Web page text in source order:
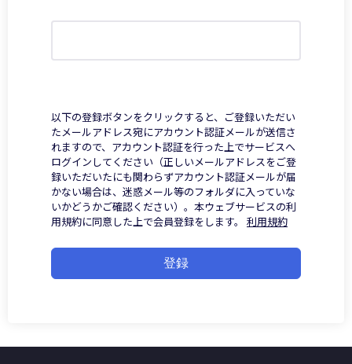
以下の登録ボタンをクリックすると、ご登録いただい
たメールアドレス宛にアカウント認証メールが送信さ
れますので、アカウント認証を行った上でサービスへ
ログインしてください（正しいメールアドレスをご登
録いただいたにも関わらずアカウント認証メールが届
かない場合は、迷惑メール等のフォルダに入っていな
いかどうかご確認ください）。本ウェブサービスの利
用規約に同意した上で会員登録をします。 利用規約
登録